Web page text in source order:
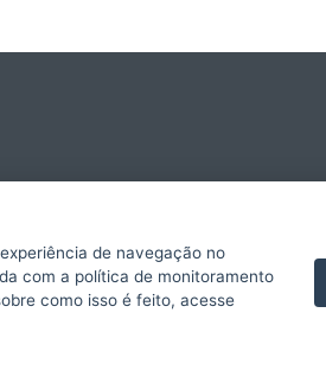
de navegação no
com a política de monitoramento
como isso é feito, acesse